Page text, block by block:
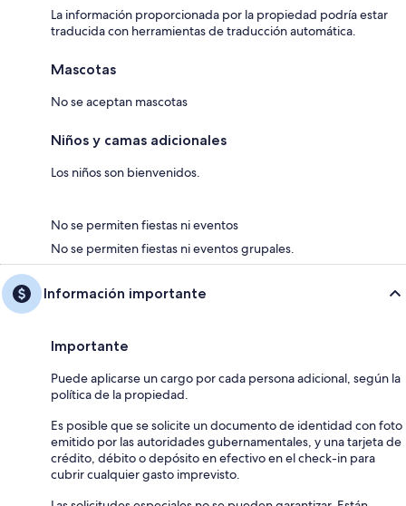
La información proporcionada por la propiedad podría estar
traducida con herramientas de traducción automática.
Mascotas
No se aceptan mascotas
Niños y camas adicionales
Los niños son bienvenidos.
No se permiten fiestas ni eventos
No se permiten fiestas ni eventos grupales.
Información importante
Importante
Puede aplicarse un cargo por cada persona adicional, según la
política de la propiedad.
Es posible que se solicite un documento de identidad con foto
emitido por las autoridades gubernamentales, y una tarjeta de
crédito, débito o depósito en efectivo en el check-in para
cubrir cualquier gasto imprevisto.